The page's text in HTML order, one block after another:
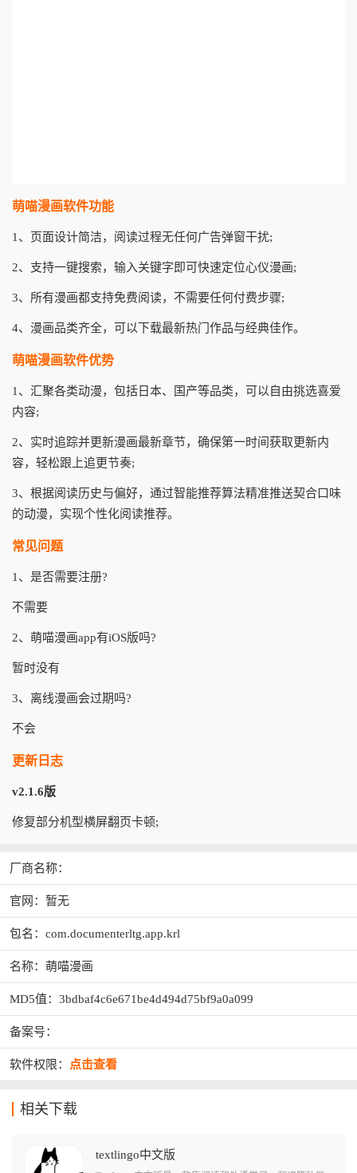
萌喵漫画软件功能
1、页面设计简洁，阅读过程无任何广告弹窗干扰;
2、支持一键搜索，输入关键字即可快速定位心仪漫画;
3、所有漫画都支持免费阅读，不需要任何付费步骤;
4、漫画品类齐全，可以下载最新热门作品与经典佳作。
萌喵漫画软件优势
1、汇聚各类动漫，包括日本、国产等品类，可以自由挑选喜爱
内容;
2、实时追踪并更新漫画最新章节，确保第一时间获取更新内
容，轻松跟上追更节奏;
3、根据阅读历史与偏好，通过智能推荐算法精准推送契合口味
的动漫，实现个性化阅读推荐。
常见问题
1、是否需要注册?
不需要
2、萌喵漫画app有iOS版吗?
暂时没有
3、离线漫画会过期吗?
不会
更新日志
v2.1.6版
修复部分机型横屏翻页卡顿;
厂商名称：
官网：暂无
包名：com.documenterltg.app.krl
名称：萌喵漫画
MD5值：3bdbaf4c6e671be4d494d75bf9a0a099
备案号：
软件权限： 点击查看
相关下载
textlingo中文版